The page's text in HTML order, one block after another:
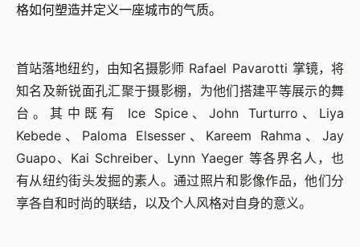
格如何塑造并定义一座城市的气质。
首站落地纽约，由知名摄影师 Rafael Pavarotti 掌镜，将
知名及新锐面孔汇聚于摄影棚，为他们搭建平等展示的舞
台。其中既有 Ice Spice、John Turturro、Liya
Kebede、Paloma Elsesser、Kareem Rahma、Jay
Guapo、Kai Schreiber、Lynn Yaeger 等各界名人，也
有从纽约街头发掘的素人。通过照片和影像作品，他们分
享各自和时尚的联结，以及个人风格对自身的意义。